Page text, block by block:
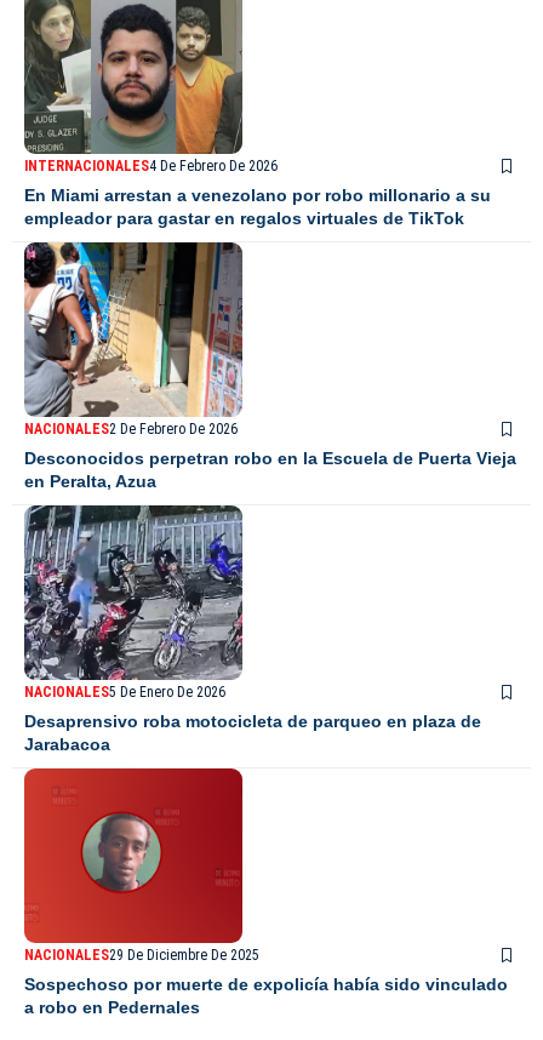
INTERNACIONALES4 De Febrero De 2026
En Miami arrestan a venezolano por robo millonario a su
empleador para gastar en regalos virtuales de TikTok
NACIONALES2 De Febrero De 2026
Desconocidos perpetran robo en la Escuela de Puerta Vieja
en Peralta, Azua
NACIONALES5 De Enero De 2026
Desaprensivo roba motocicleta de parqueo en plaza de
Jarabacoa
NACIONALES29 De Diciembre De 2025
Sospechoso por muerte de expolicía había sido vinculado
a robo en Pedernales